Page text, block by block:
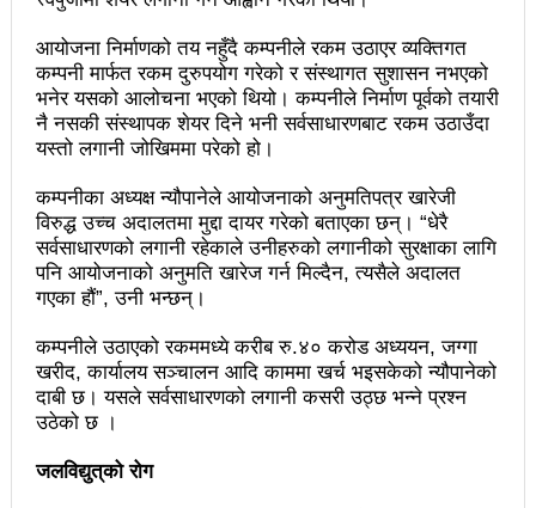
वटा सूचीकरणबाट हटे
इन्द्रेश्वर युवा समाजद्वारा बेलकोटगढीका ५ विद्यालयमा छात्रवृत्ति
वितरण
सकियो चितवन महोत्सव : ५ लाख सहभागि, ३० करोडको
कारोबार
बाघले झम्टिँदा मोटरसाइकलमा सवार दुई जना घाइते
टोखामा कर्जा सदुपयोगिता सम्बन्धी अन्तरक्रिया
एकाबिहानै चीनमा भुकम्पः नेपालमा कडा धक्का महसुस
भोलि चितवनमा माओवादीको विशाल सभा: प्रचण्डले सम्बोधन
आयोजना निर्माणको तय नहुँदै कम्पनीले रकम उठाएर व्यक्तिगत
कम्पनी मार्फत रकम दुरुपयोग गरेको र संस्थागत सुशासन नभएको
भनेर यसको आलोचना भएको थियो। कम्पनीले निर्माण पूर्वको तयारी
नै नसकी संस्थापक शेयर दिने भनी सर्वसाधारणबाट रकम उठाउँदा
यस्तो लगानी जोखिममा परेको हो।
कम्पनीका अध्यक्ष न्यौपानेले आयोजनाको अनुमतिपत्र खारेजी
विरुद्ध उच्च अदालतमा मुद्दा दायर गरेको बताएका छन्। “धेरै
सर्वसाधारणको लगानी रहेकाले उनीहरुको लगानीको सुरक्षाका लागि
पनि आयोजनाको अनुमति खारेज गर्न मिल्दैन, त्यसैले अदालत
गएका हौं”, उनी भन्छन्।
कम्पनीले उठाएको रकममध्ये करीब रु.४० करोड अध्ययन, जग्गा
खरीद, कार्यालय सञ्चालन आदि काममा खर्च भइसकेको न्यौपानेको
दाबी छ। यसले सर्वसाधारणको लगानी कसरी उठ्छ भन्ने प्रश्न
उठेको छ ।
जलविद्युत्‌को रोग